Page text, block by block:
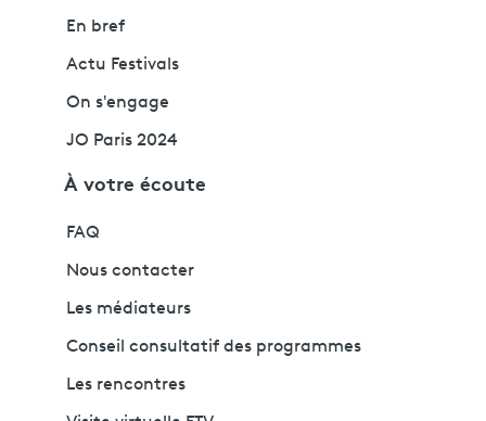
En bref
Actu Festivals
On s'engage
JO Paris 2024
À votre écoute
FAQ
Nous contacter
Les médiateurs
Conseil consultatif des programmes
Les rencontres